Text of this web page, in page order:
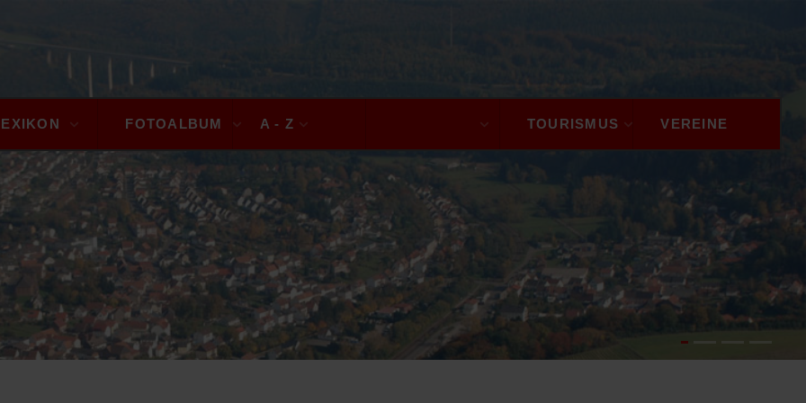
FOTOALBUM A - Z TOURISMUS VEREINE